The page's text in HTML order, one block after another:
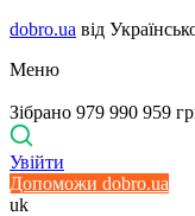
dobro.ua від
Меню
Зібрано 979 990 959
Увійти
Допоможи dobro.ua
uk